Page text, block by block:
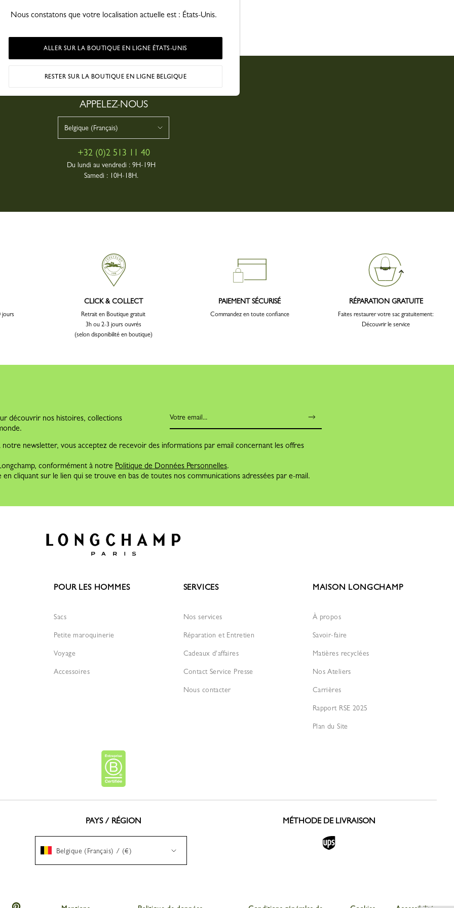
APPELEZ-NOUS
+32 (0)2 513 11 40
Du lundi au vendredi : 9H-19H
Samedi : 10H-18H.
jours
CLICK & COLLECT
Retrait en Boutique gratuit
3h ou 2-3 jours ouvrés
(selon disponibilité en boutique)
PAIEMENT SÉCURISÉ
Commandez en toute confiance
RÉPARATION GRATUITE
Faites restaurer votre sac gratuitement:
Découvrir le service
découvrir nos histoires, collections
newsletter, vous acceptez de recevoir des informations par email concernant les offres
conformément à notre Politique de Données Personnelles.
cliquant sur le lien qui se trouve en bas de toutes nos communications adressées par e-mail.
POUR LES HOMMES
Sacs
Petite maroquinerie
Voyage
Accessoires
SERVICES
Nos services
Réparation et Entretien
Cadeaux d'affaires
Contact Service Presse
Nous contacter
MAISON LONGCHAMP
À propos
Savoir-faire
Matières recyclées
Nos Ateliers
Carrières
Rapport RSE 2025
Plan du Site
PAYS / RÉGION
Belgique (Français) / (€)
MÉTHODE DE LIVRAISON
Longchamp
Nous constatons que votre localisation actuelle est : États-Unis.
ALLER SUR LA BOUTIQUE EN LIGNE ÉTATS-UNIS
RESTER SUR LA BOUTIQUE EN LIGNE BELGIQUE